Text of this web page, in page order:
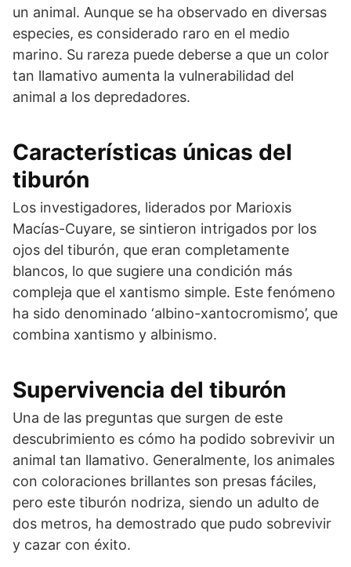
un animal. Aunque se ha observado en diversas
especies, es considerado raro en el medio
marino. Su rareza puede deberse a que un color
tan llamativo aumenta la vulnerabilidad del
animal a los depredadores.
Características únicas del
tiburón
Los investigadores, liderados por Marioxis
Macías-Cuyare, se sintieron intrigados por los
ojos del tiburón, que eran completamente
blancos, lo que sugiere una condición más
compleja que el xantismo simple. Este fenómeno
ha sido denominado ‘albino-xantocromismo’, que
combina xantismo y albinismo.
Supervivencia del tiburón
Una de las preguntas que surgen de este
descubrimiento es cómo ha podido sobrevivir un
animal tan llamativo. Generalmente, los animales
con coloraciones brillantes son presas fáciles,
pero este tiburón nodriza, siendo un adulto de
dos metros, ha demostrado que pudo sobrevivir
y cazar con éxito.